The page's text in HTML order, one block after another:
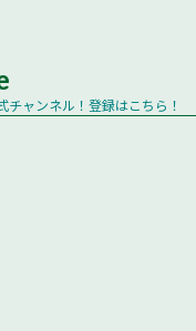
チャンネル！登録はこちら！